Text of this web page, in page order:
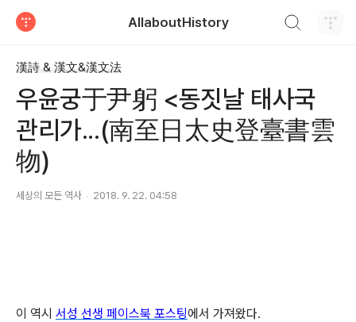
AllaboutHistory
漢詩 & 漢文&漢文法
우윤궁于尹躬 <동짓날 태사국
관리가...(南至日太史登臺書雲
物)
세상의 모든 역사 2018. 9. 22. 04:58
이 역시 서성 선생 페이스북 포스팅에서 가져왔다.